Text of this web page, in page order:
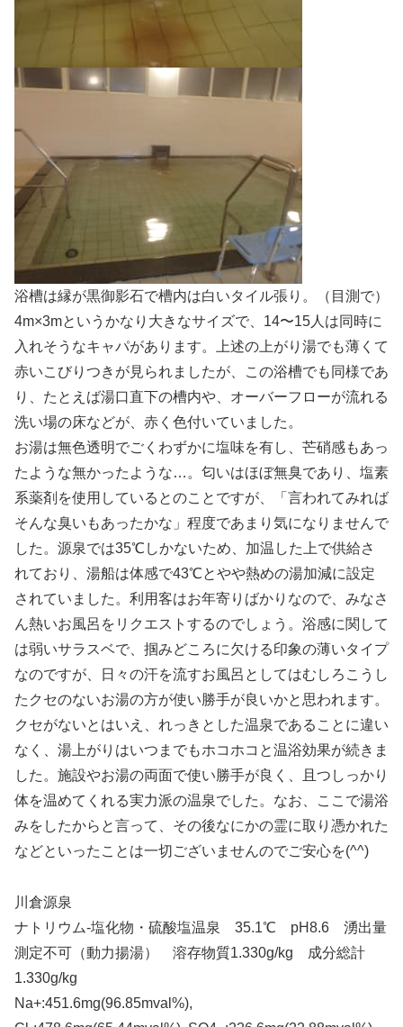
浴槽は縁が黒御影石で槽内は白いタイル張り。（目測で）
4m×3mというかなり大きなサイズで、14〜15人は同時に
入れそうなキャパがあります。上述の上がり湯でも薄くて
赤いこびりつきが見られましたが、この浴槽でも同様であ
り、たとえば湯口直下の槽内や、オーバーフローが流れる
洗い場の床などが、赤く色付いていました。
お湯は無色透明でごくわずかに塩味を有し、芒硝感もあっ
たような無かったような…。匂いはほぼ無臭であり、塩素
系薬剤を使用しているとのことですが、「言われてみれば
そんな臭いもあったかな」程度であまり気になりませんで
した。源泉では35℃しかないため、加温した上で供給さ
れており、湯船は体感で43℃とやや熱めの湯加減に設定
されていました。利用客はお年寄りばかりなので、みなさ
ん熱いお風呂をリクエストするのでしょう。浴感に関して
は弱いサラスベで、掴みどころに欠ける印象の薄いタイプ
なのですが、日々の汗を流すお風呂としてはむしろこうし
たクセのないお湯の方が使い勝手が良いかと思われます。
クセがないとはいえ、れっきとした温泉であることに違い
なく、湯上がりはいつまでもホコホコと温浴効果が続きま
した。施設やお湯の両面で使い勝手が良く、且つしっかり
体を温めてくれる実力派の温泉でした。なお、ここで湯浴
みをしたからと言って、その後なにかの霊に取り憑かれた
などといったことは一切ございませんのでご安心を(^^)
川倉源泉
ナトリウム-塩化物・硫酸塩温泉 35.1℃ pH8.6 湧出量
測定不可（動力揚湯） 溶存物質1.330g/kg 成分総計
1.330g/kg
Na+:451.6mg(96.85mval%),